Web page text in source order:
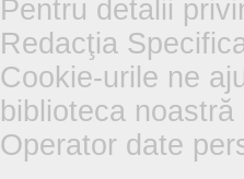
Pentru detalii
Redacţia
Cookie-urile ne
biblioteca
Operator date